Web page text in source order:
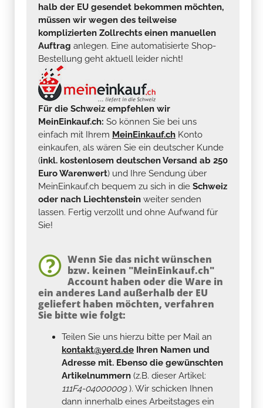
halb der EU gesendet bekommen möchten,
müssen wir wegen des teilweise
komplizierten Zollrechts einen manuellen
Auftrag anlegen. Eine automatisierte Shop-
Bestellung geht aktuell leider nicht!
Für die Schweiz empfehlen wir
MeinEinkauf.ch: So können Sie bei uns
einfach mit Ihrem MeinEinkauf.ch Konto
einkaufen, als wären Sie ein deutscher Kunde
(inkl. kostenlosem deutschen Versand ab 250
Euro Warenwert) und Ihre Sendung über
MeinEinkauf.ch bequem zu sich in die Schweiz
oder nach Liechtenstein weiter senden
lassen. Fertig verzollt und ohne Aufwand für
Sie!
Wenn Sie das nicht wünschen
bzw. keinen "MeinEinkauf.ch"
Account haben oder die Ware in
ein anderes Land außerhalb der EU
geliefert haben möchten, verfahren
Sie bitte wie folgt:
Teilen Sie uns hierzu bitte per Mail an
kontakt@yerd.de Ihren Namen und
Adresse mit. Ebenso die gewünschten
Artikelnummern (z.B. dieser Artikel:
111F4-04000009). Wir schicken Ihnen
dann innerhalb eines Arbeitstages ein